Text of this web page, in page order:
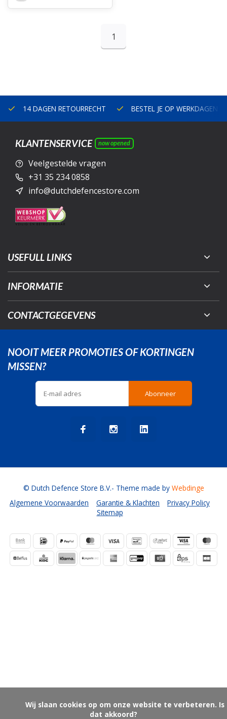
1
14 DAGEN RETOURRECHT BESTEL JE OP WERKDAGEN
KLANTENSERVICE now opened
Veelgestelde vragen
+31 35 234 0858
info@dutchdefencestore.com
USEFULL LINKS
INFORMATIE
CONTACTGEGEVENS
NOOIT MEER PROMOTIES OF KORTINGEN
MISSEN?
Abonneer
Algemene Voorwaarden Garantie & Klachten
Privacy Policy
Sitemap
© Dutch Defence Store B.V.- Theme made by Webdinge
dat akkoord?